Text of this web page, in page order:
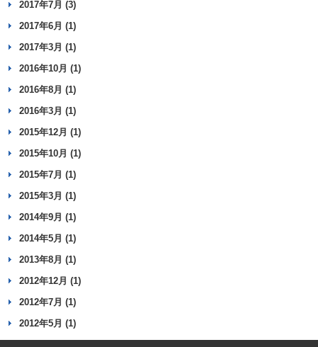
2017年7月 (3)
2017年6月 (1)
2017年3月 (1)
2016年10月 (1)
2016年8月 (1)
2016年3月 (1)
2015年12月 (1)
2015年10月 (1)
2015年7月 (1)
2015年3月 (1)
2014年9月 (1)
2014年5月 (1)
2013年8月 (1)
2012年12月 (1)
2012年7月 (1)
2012年5月 (1)